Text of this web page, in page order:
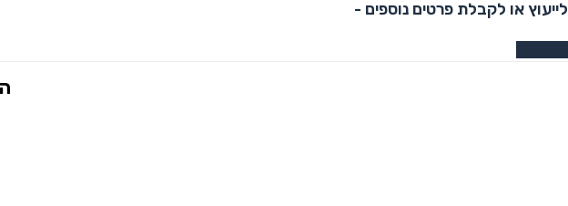
לייעוץ או לקבלת פרטים נוספים -